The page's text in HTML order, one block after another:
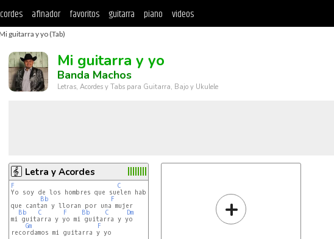
afinador favoritos guitarra piano videos
guitarra y yo (Tab)
Mi guitarra y yo
Banda Machos
Letras, Acordes y Tabs para Guitarra, Bajo y Ukulele
Letra y Acordes
F
C
Yo soy de los hombres que suelen haber
Bb
F
que cantan y lloran por una mujer
Bb
C F Bb C
Dm
mi guitarra y yo mi guitarra y yo
Gm
F
recordamos mi guitarra y yo
+